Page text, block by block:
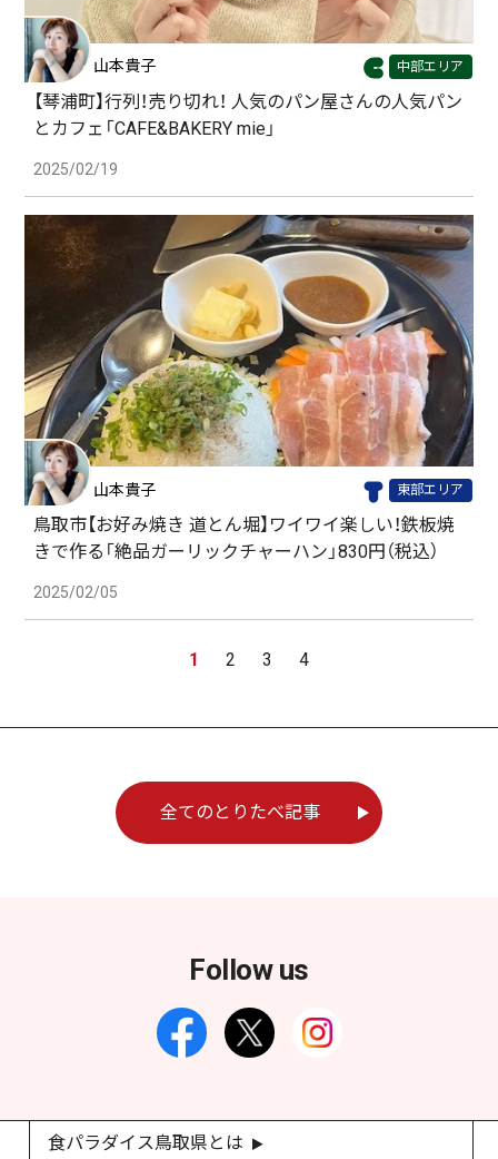
山本貴子 中部エリア
【琴浦町】行列！売り切れ！ 人気のパン屋さんの人気パン
とカフェ「CAFE&BAKERY mie」
2025/02/19
山本貴子 東部エリア
鳥取市【お好み焼き 道とん堀】ワイワイ楽しい！鉄板焼
きで作る「絶品ガーリックチャーハン」830円（税込）
2025/02/05
1 2 3 4
全てのとりたべ記事
Follow us
食パラダイス鳥取県とは